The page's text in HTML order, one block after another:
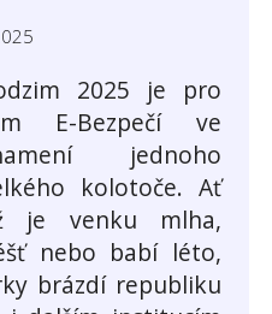
2025 je pro
E-Bezpečí ve
jednoho
kolotoče. Ať
je venku mlha,
nebo babí léto,
brázdí republiku